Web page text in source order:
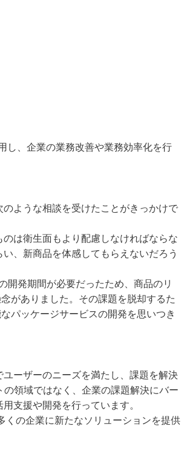
し、企業の業務改善や業務効率化を行
ような相談を受けたことがきっかけで
は衛生面もより配慮しなければならな
、新商品を体感してもらえないだろう
開発期間が必要だったため、商品のリ
がありました。その課題を脱却するた
パッケージサービスの開発を思いつき
ーザーのニーズを満たし、課題を解決
領域ではなく、企業の課題解決にバー
支援や開発を行っています。
の企業に新たなソリューションを提供